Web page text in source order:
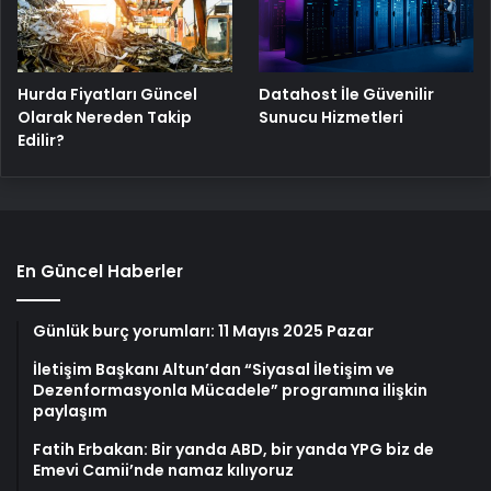
Hurda Fiyatları Güncel
Olarak Nereden Takip
Edilir?
Datahost İle Güvenilir
Sunucu Hizmetleri
En Güncel Haberler
Günlük burç yorumları: 11 Mayıs 2025 Pazar
İletişim Başkanı Altun’dan “Siyasal İletişim ve
Dezenformasyonla Mücadele” programına ilişkin
paylaşım
Fatih Erbakan: Bir yanda ABD, bir yanda YPG biz de
Emevi Camii’nde namaz kılıyoruz